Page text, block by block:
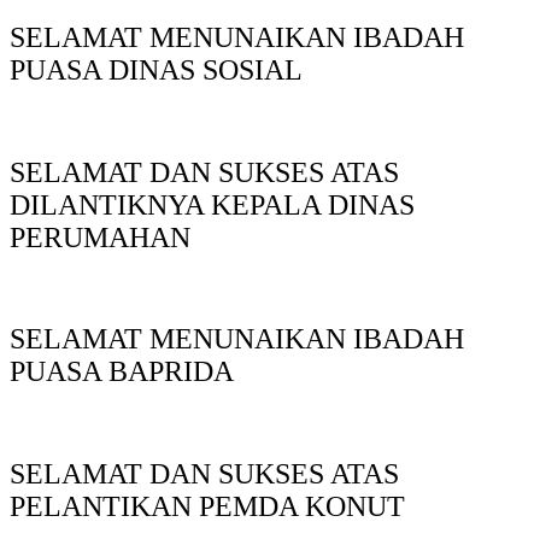
SELAMAT MENUNAIKAN IBADAH
PUASA DINAS SOSIAL
SELAMAT DAN SUKSES ATAS
DILANTIKNYA KEPALA DINAS
PERUMAHAN
SELAMAT MENUNAIKAN IBADAH
PUASA BAPRIDA
SELAMAT DAN SUKSES ATAS
PELANTIKAN PEMDA KONUT